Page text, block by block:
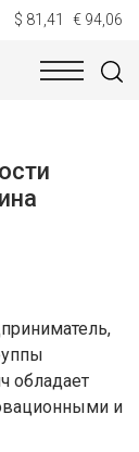
$ 81,41 € 94,06
обладает
и